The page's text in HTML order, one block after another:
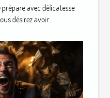
avec délicatesse
désirez avoir...